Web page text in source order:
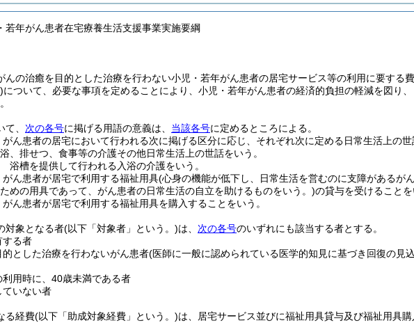
若年がん患者在宅療養生活支援事業実施要綱
んの治癒を目的とした治療を行わない小児・若年がん患者の居宅サービス等の利用に要する
について、必要な事項を定めることにより、小児・若年がん患者の経済的負担の軽減を図り
、 次の各号に掲げる用語の意義は、 当該各号に定めるところによる。
ん患者の居宅において行われる次に掲げる区分に応じ、それぞれ次に定める日常生活上の世
排せつ、食事等の介護その他日常生活上の世話をいう。
槽を提供して行われる入浴の介護をいう。
ん患者が居宅で利用する福祉用具(心身の機能が低下し、日常生活を営むのに支障があるが
めの用具であって、がん患者の日常生活の自立を助けるものをいう。)の貸与を受けることを
ん患者が居宅で利用する福祉用具を購入することをいう。
対象となる者(以下「対象者」という。)は、 次の各号のいずれにも該当する者とする。
する者
とした治療を行わないがん患者(医師に一般に認められている医学的知見に基づき回復の見
用時に、40歳未満である者
ていない者
る経費(以下「助成対象経費」という。)は、居宅サービス並びに福祉用具貸与及び福祉用具購